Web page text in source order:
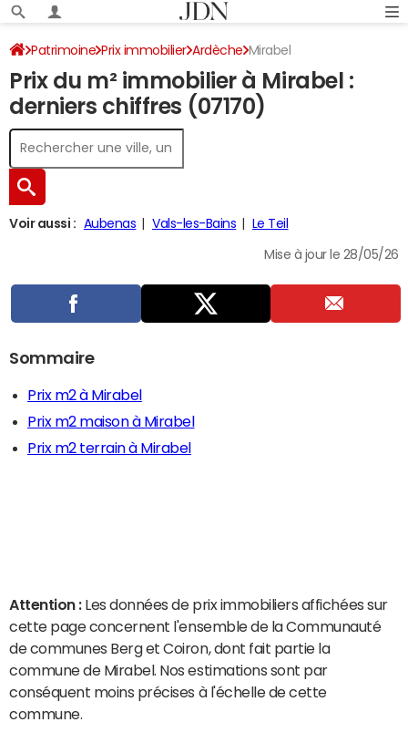
Patrimoine Prix immobilier Ardèche Mirabel
Prix du m² immobilier à Mirabel :
derniers chiffres (07170)
Voir aussi : Aubenas Vals-les-Bains Le Teil
Mise à jour le 28/05/26
Sommaire
Prix m2 à Mirabel
Prix m2 maison à Mirabel
Prix m2 terrain à Mirabel
Attention : Les données de prix immobiliers affichées sur
cette page concernent l'ensemble de la Communauté
de communes Berg et Coiron, dont fait partie la
commune de Mirabel. Nos estimations sont par
conséquent moins précises à l'échelle de cette
commune.